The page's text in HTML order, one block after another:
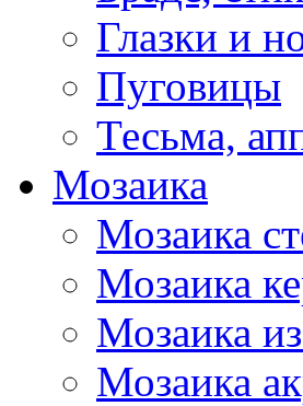
Глазки и
Пуговицы
Тесьма,
Мозаика
Мозаика
Мозаика
Мозаика
Мозаика